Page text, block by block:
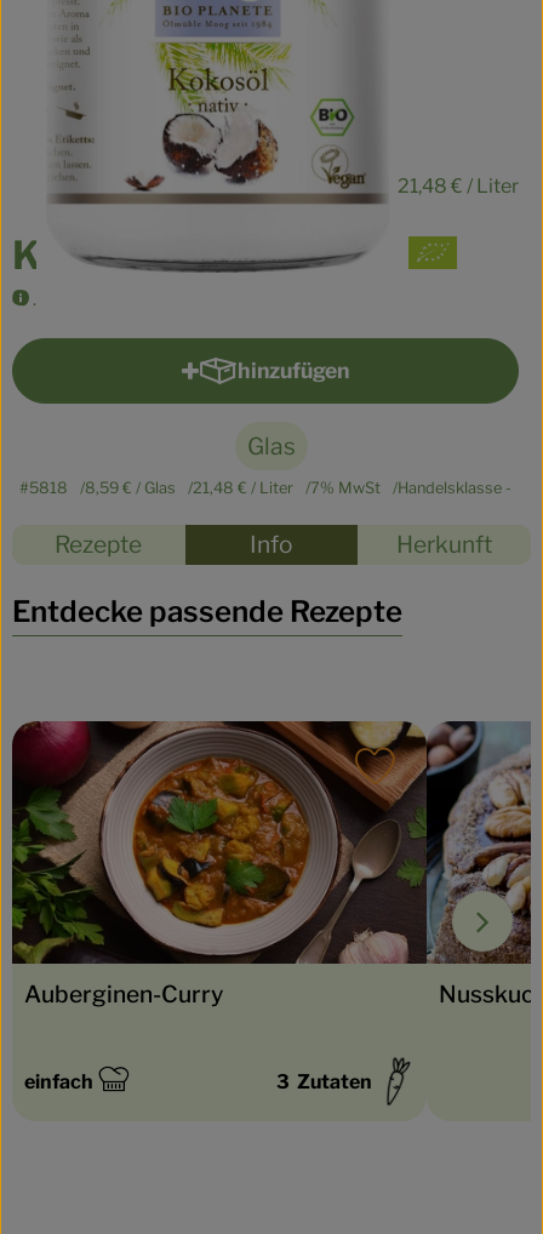
Kühltheke
Veganes
Brot
Speisekammer
Für Kita & Büro
Blog
Kokosöl nativ 400ml
.
8,59 €/ Glas 21,48 € / Liter
hinzufügen
Produkt zum Warenkorb
Glas
#5818 8,59 € / Glas 21,48 € / Liter 7% MwSt Handelsklasse -
Rezepte Info Herkunft
Entdecke passende Rezepte
Auberginen-Curry
Schwierigkeit:
einfach 3 Zutaten
Rezept zu